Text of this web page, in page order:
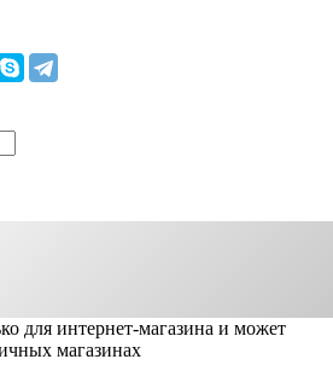
для интернет-магазина и может
магазинах